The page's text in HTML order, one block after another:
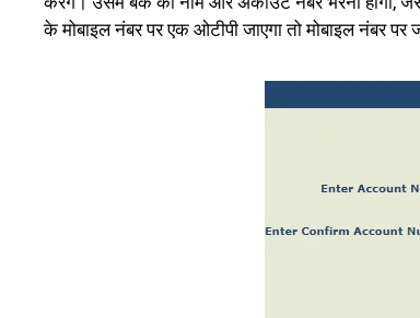
के मोबाइल नंबर पर एक ओटीपी जाएगा तो मोबाइल नंबर पर